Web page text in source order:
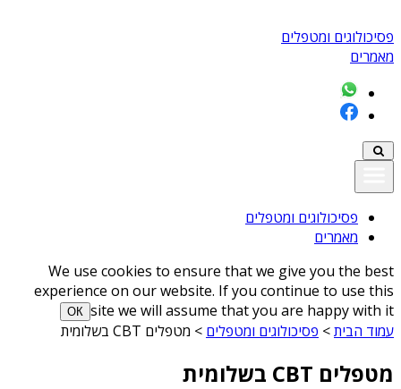
פסיכולוגים ומטפלים
מאמרים
פסיכולוגים ומטפלים
מאמרים
We use cookies to ensure that we give you the best
experience on our website. If you continue to use this
site we will assume that you are happy with it
ОК
עמוד הבית> פסיכולוגים ומטפלים > מטפלים CBT בשלומית
מטפלים CBT בשלומית